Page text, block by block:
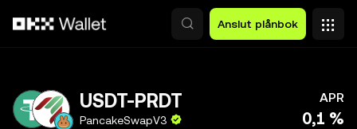
Anslut plånbok
USDT-PRDT
PancakeSwapV3
APR
0,1 %